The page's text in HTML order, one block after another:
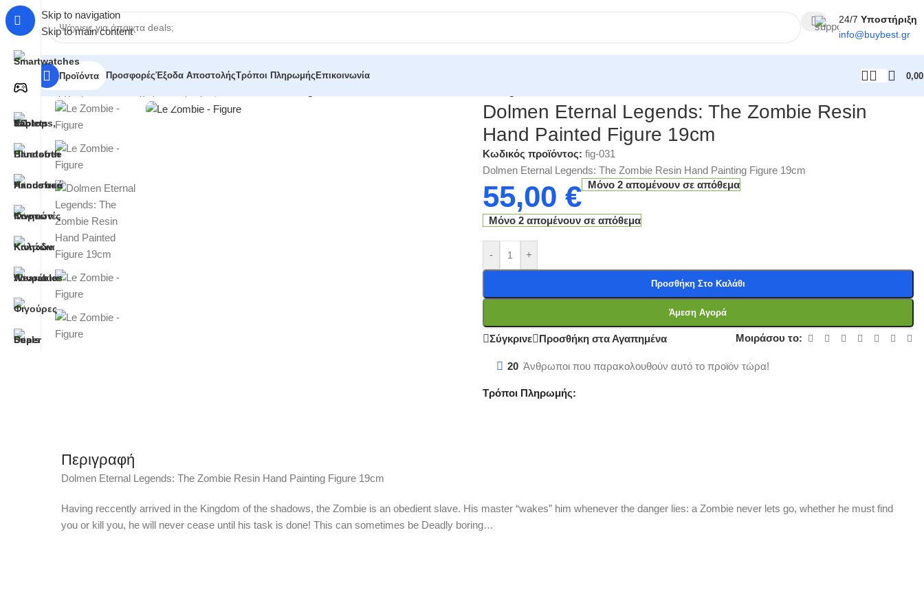
Skip to navigation
Skip to main content
24/7 Υποστήριξη
info@buybest .gr
Προϊόντα ΠροσφορέςΈξοδα ΑποστολήςΤρόποι Πληρωμής Επικοινωνία
Αρχική σελίδα
Dolmen Eternal Legends: The Zombie Resin
Hand Painted Figure 19cm
Κωδικός προϊόντος: fig-031
Dolmen Eternal Legends: The Zombie Resin Hand Painting Figure 19cm
55,00 € Μόνο 2 απομένουν σε απόθεμα
Μόνο 2 απομένουν σε απόθεμα
- +
Προσθήκη Στο Καλάθι
Άμεση Αγορά
Σύγκρινε Προσθήκη στα Αγαπημένα Μοιράσου το:
20 Άνθρωποι που παρακολουθούν αυτό το προϊόν τώρα!
Τρόποι Πληρωμής:
Περιγραφή
Dolmen Eternal Legends: The Zombie Resin Hand Painting Figure 19cm
Having reccently arrived in the Kingdom of the shadows, the Zombie is an obedient slave. His master “wakes” him whenever the danger lies: a Zombie never lets go, whether he must find
you or kill you, he will never cease until his task is done! This can sometimes be Deadly boring…